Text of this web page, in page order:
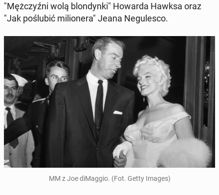
"Męż­czyź­ni wolą blon­dyn­ki" Howarda Hawksa oraz
"Jak po­ślu­bić mi­lio­ne­ra" Jeana Ne­gu­le­sco.
MM z Joe di­Mag­gio. (Fot. Getty Images)